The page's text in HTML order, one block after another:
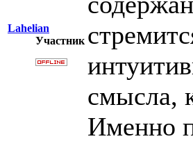
Lahelian
Участник
смысла,
Именно